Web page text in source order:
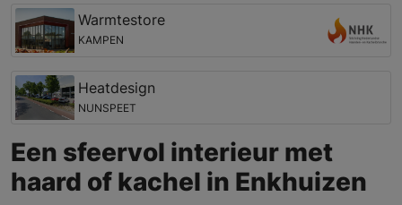
Warmtestore
KAMPEN
Heatdesign
NUNSPEET
Een sfeervol interieur met
haard of kachel in Enkhuizen